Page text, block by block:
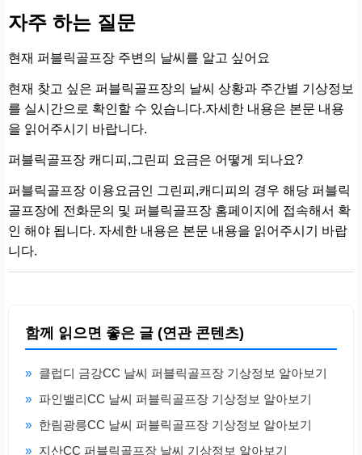
자주 하는 질문
현재 퍼블릭골프장 주변의 날씨를 알고 싶어요
현재 찾고 싶은 퍼블릭골프장의 날씨 상황과 주간별 기상정보
를 실시간으로 확인할 수 있습니다.자세한 내용은 본문 내용
을 읽어주시기 바랍니다.
퍼블릭골프장 캐디피,그린피 요금은 어떻게 되나요?
퍼블릭골프장 이용요금인 그린피,캐디피의 경우 해당 퍼블릭
골프장에 전화문의 및 퍼블릭골프장 홈페이지에 접속해서 확
인 해야 됩니다. 자세한 내용은 본문 내용을 읽어주시기 바랍
니다.
함께 읽으면 좋은 글 (연관 콘텐츠)
» 클럽디 금강CC 날씨 퍼블릭골프장 기상정보 알아보기
» 파인밸리CC 날씨 퍼블릭골프장 기상정보 알아보기
» 한림광릉CC 날씨 퍼블릭골프장 기상정보 알아보기
» 지산CC 퍼블릭골프장 날씨 기상정보 알아보기